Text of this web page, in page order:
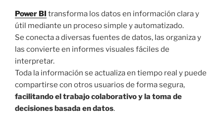
Power BI transforma los datos en información clara y
útil mediante un proceso simple y automatizado.
Se conecta a diversas fuentes de datos, las organiza y
las convierte en informes visuales fáciles de
interpretar.
Toda la información se actualiza en tiempo real y puede
compartirse con otros usuarios de forma segura,
facilitando el trabajo colaborativo y la toma de
decisiones basada en datos.